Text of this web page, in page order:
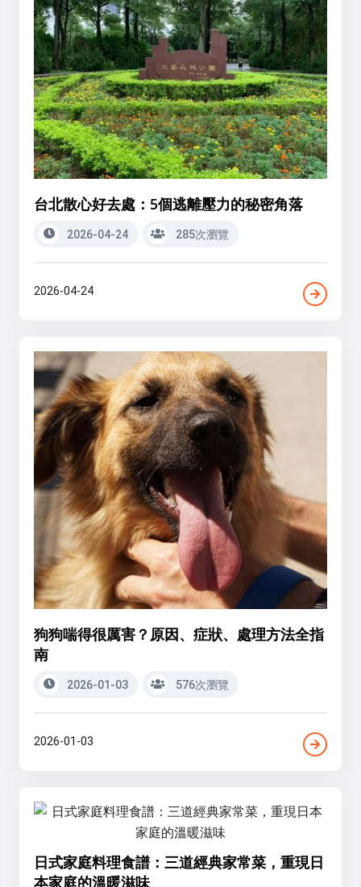
台北散心好去處：5個逃離壓力的秘密角落
2026-04-24 285次瀏覽
2026-04-24
狗狗喘得很厲害？原因、症狀、處理方法全指
南
2026-01-03 576次瀏覽
2026-01-03
日式家庭料理食譜：三道經典家常菜，重現日
本家庭的溫暖滋味